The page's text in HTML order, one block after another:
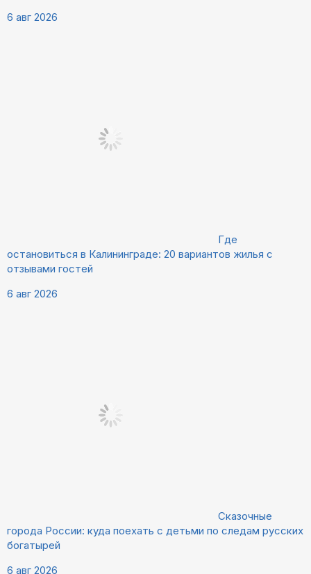
6 авг 2026
Где
остановиться в Калининграде: 20 вариантов жилья с
отзывами гостей
6 авг 2026
Сказочные
города России: куда поехать с детьми по следам русских
богатырей
6 авг 2026